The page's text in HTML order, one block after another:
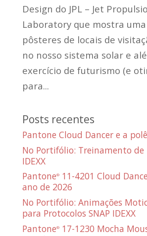
Design do JPL – Jet
Laboratory que mostra
pôsteres de locais de
no nosso sistema solar e
exercício de futurismo (e
para...
Posts recentes
Pantone Cloud Dancer e a
No Portifólio: Treinamento de
IDEXX
Pantone®11-4201 Cloud
ano de 2026
No Portifólio: Animações
para Protocolos SNAP IDEXX
Pantone®17-1230 Mocha